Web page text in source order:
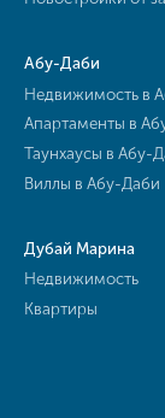
Абу-Даби
Недвижимость в
Апартаменты в
Таунхаусы в Абу-
Виллы в Абу-Даби
Дубай Марина
Недвижимость
Квартиры